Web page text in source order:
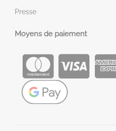
Presse
Moyens de paiement